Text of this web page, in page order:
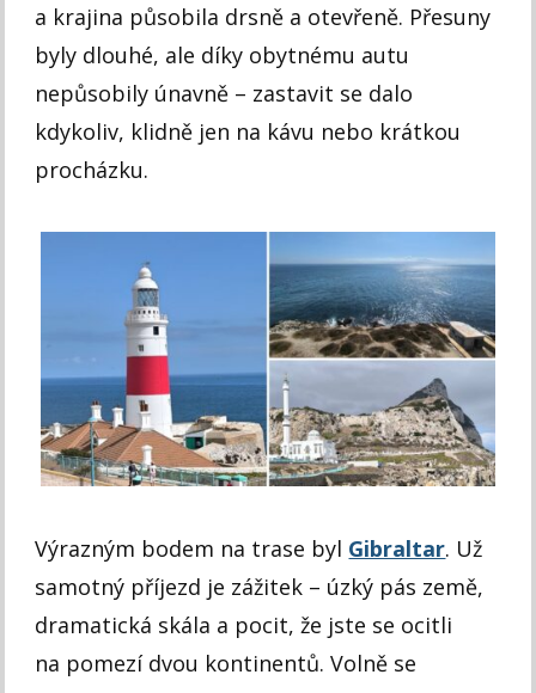
a krajina působila drsně a otevřeně. Přesuny
byly dlouhé, ale díky obytnému autu
nepůsobily únavně – zastavit se dalo
kdykoliv, klidně jen na kávu nebo krátkou
procházku.
Výrazným bodem na trase byl Gibraltar. Už
samotný příjezd je zážitek – úzký pás země,
dramatická skála a pocit, že jste se ocitli
na pomezí dvou kontinentů. Volně se